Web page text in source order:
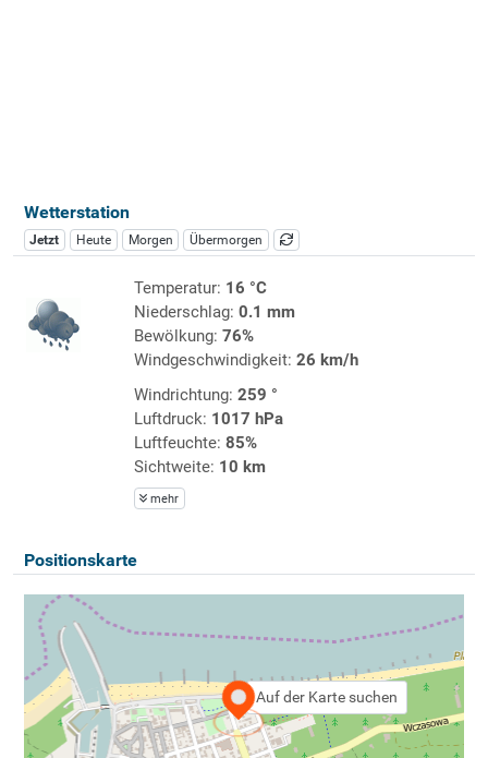
Wetterstation
Jetzt Heute Morgen Übermorgen
Temperatur: 16 °C
Niederschlag: 0.1 mm
Bewölkung: 76%
Windgeschwindigkeit: 26 km/h
Windrichtung: 259 °
Luftdruck: 1017 hPa
Luftfeuchte: 85%
Sichtweite: 10 km
mehr
Positionskarte
Auf der Karte suchen